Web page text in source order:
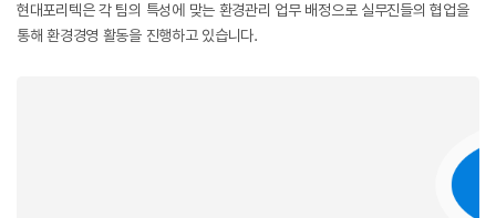
현대포리텍은 각 팀의 특성에 맞는 환경관리 업무 배정으로 실무진들의 협업을
통해 환경경영 활동을 진행하고 있습니다.